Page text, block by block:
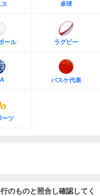
卓球
ール ラグビー
バスケ代表
ーツ
のものと照合し確認してく